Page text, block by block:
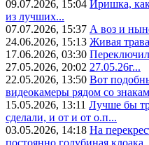
09.07.2026, 15:04 Иришка,
из лучших...
07.07.2026, 15:37 А воз и
24.06.2026, 15:13 Живая
17.06.2026, 03:30
27.05.2026, 20:02 27.05.26г...
22.05.2026, 13:50 Вот
видеокамеры рядом со
15.05.2026, 13:11 Лучше бы
сделали, и от и от о.п...
03.05.2026, 14:18 На
постоянно голубиная